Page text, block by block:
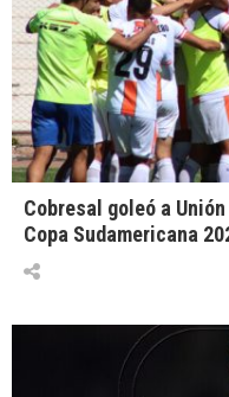
Cobresal goleó a
Copa Sudamericana